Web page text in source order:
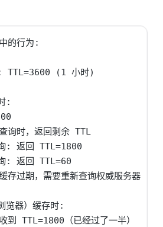
的行为:
TTL=3600 (1 小时)
:
询时，返回剩余 TTL
: 返回 TTL=1800
: 返回 TTL=60
过期，需要重新查询权威服务器
器）缓存时:
到 TTL=1800（已经过了一半）